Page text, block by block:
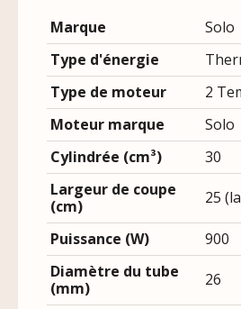
Marque
Solo
Type d'énergie
Type de moteur
2
Moteur marque
Solo
Cylindrée (cm³)
30
Largeur de coupe
(cm)
25
Puissance (W)
900
Diamètre du tube
(mm)
26